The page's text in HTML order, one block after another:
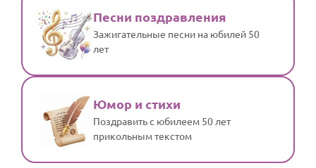
Песни поздравления
Зажигательные песни на юбилей 50
лет
Юмор и стихи
Поздравить с юбилеем 50 лет
прикольным текстом